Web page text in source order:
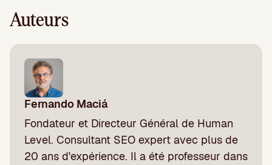
Auteurs
Fernando Maciá
Fondateur et Directeur Général de Human
Level. Consultant SEO expert avec plus de
20 ans d'expérience. Il a été professeur dans